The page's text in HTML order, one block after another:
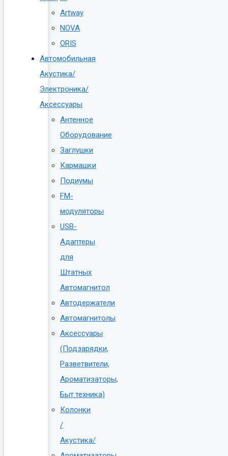
Artway
NOVA
ORIS
Автомобильная
Акустика/
Электроника/
Аксессуары
Антенное
Оборудование
Заглушки
Кармашки
Подиумы
FM-
модуляторы
USB-
Адаптеры
для
Штатных
Автомагнитол
Автодержатели
Автомагнитолы
Аксессуары
(Подзарядки,
Разветвители,
Ароматизаторы,
Быт.техника)
Колонки
/
Акустика/